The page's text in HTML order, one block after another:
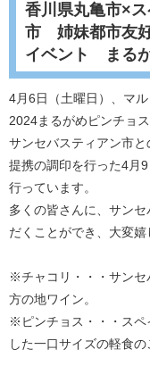
香川県丸亀市×
市 姉妹都市友
イベント まる
4月6日（土曜日）、マ
2024まるがめピンチョ
サンセバスティアン市
提携の調印を行った4月
行っています。
多くの皆さんに、サン
だくことができ、大変嬉
※チャコリ・・・サンセ
方の地ワイン。
※ピンチョス・・・スペ
した一口サイズの軽食の